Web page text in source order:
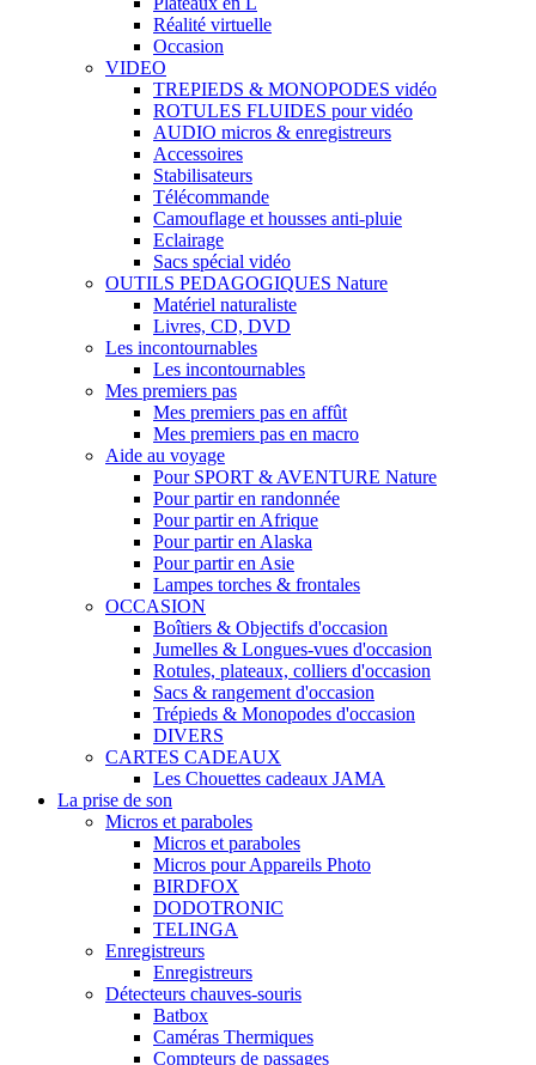
Réalité virtuelle
Occasion
VIDEO
TREPIEDS & MONOPODES vidéo
ROTULES FLUIDES pour vidéo
AUDIO micros & enregistreurs
Accessoires
Stabilisateurs
Télécommande
Camouflage et housses anti-pluie
Eclairage
Sacs spécial vidéo
OUTILS PEDAGOGIQUES Nature
Matériel naturaliste
Livres, CD, DVD
Les incontournables
Les incontournables
Mes premiers pas
Mes premiers pas en affût
Mes premiers pas en macro
Aide au voyage
Pour SPORT & AVENTURE Nature
Pour partir en randonnée
Pour partir en Afrique
Pour partir en Alaska
Pour partir en Asie
Lampes torches & frontales
OCCASION
Boîtiers & Objectifs d'occasion
Jumelles & Longues-vues d'occasion
Rotules, plateaux, colliers d'occasion
Sacs & rangement d'occasion
Trépieds & Monopodes d'occasion
DIVERS
CARTES CADEAUX
Les Chouettes cadeaux JAMA
La prise de son
Micros et paraboles
Micros et paraboles
Micros pour Appareils Photo
BIRDFOX
DODOTRONIC
TELINGA
Enregistreurs
Enregistreurs
Détecteurs chauves-souris
Batbox
Caméras Thermiques
Compteurs de passages